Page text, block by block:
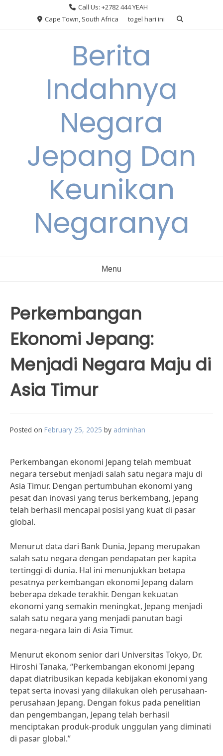
Call Us: +2782 444 YEAH
Cape Town, South Africa
togel hari ini
Berita
Indahnya
Negara
Jepang Dan
Keunikan
Negaranya
Menu
Perkembangan
Ekonomi Jepang:
Menjadi Negara Maju di
Asia Timur
Posted on February 25, 2025 by adminhan
Perkembangan ekonomi Jepang telah membuat
negara tersebut menjadi salah satu negara maju di
Asia Timur. Dengan pertumbuhan ekonomi yang
pesat dan inovasi yang terus berkembang, Jepang
telah berhasil mencapai posisi yang kuat di pasar
global.
Menurut data dari Bank Dunia, Jepang merupakan
salah satu negara dengan pendapatan per kapita
tertinggi di dunia. Hal ini menunjukkan betapa
pesatnya perkembangan ekonomi Jepang dalam
beberapa dekade terakhir. Dengan kekuatan
ekonomi yang semakin meningkat, Jepang menjadi
salah satu negara yang menjadi panutan bagi
negara-negara lain di Asia Timur.
Menurut ekonom senior dari Universitas Tokyo, Dr.
Hiroshi Tanaka, “Perkembangan ekonomi Jepang
dapat diatribusikan kepada kebijakan ekonomi yang
tepat serta inovasi yang dilakukan oleh perusahaan-
perusahaan Jepang. Dengan fokus pada penelitian
dan pengembangan, Jepang telah berhasil
menciptakan produk-produk unggulan yang diminati
di pasar global.”